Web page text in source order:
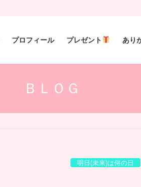
プロフィール プレゼント あり
ＢＬＯＧ
明日(未来)は何の日